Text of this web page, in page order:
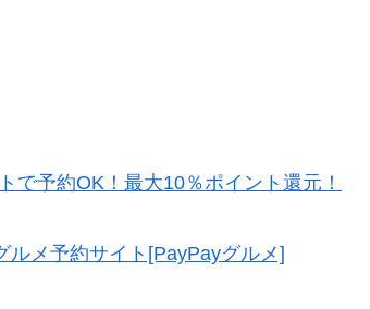
で予約OK！最大10％ポイント還元！
ルメ予約サイト[PayPayグルメ]